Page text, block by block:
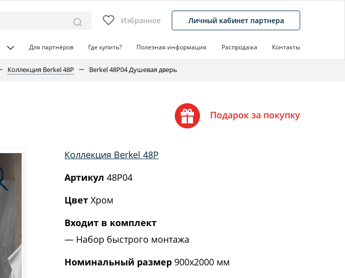
Избранное Личный кабинет партнера
Для партнёров Где купить? Полезная информация Распродажа Контакты
Коллекция Berkel 48P Berkel 48P04 Душевая дверь
Подарок за покупку
Коллекция Berkel 48P
Артикул 48P04
Цвет Хром
Входит в комплект
Набор быстрого монтажа
Номинальный размер 900x2000 мм